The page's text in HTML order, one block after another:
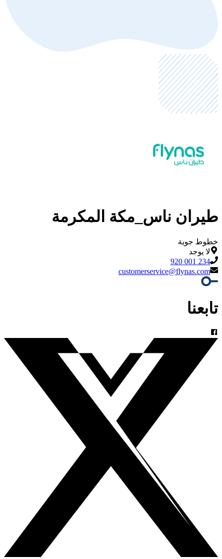
طيران ناس_مكة المكرمة
خطوط جوية
لا يوجد
920 001 234
customerservice@flynas.com
تابعنا